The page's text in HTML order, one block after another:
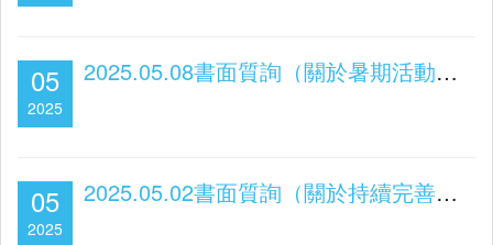
05
2025
2025.05.08書面質詢（關於暑期活動優化）
05
2025
2025.05.02書面質詢（關於持續完善就業措施）